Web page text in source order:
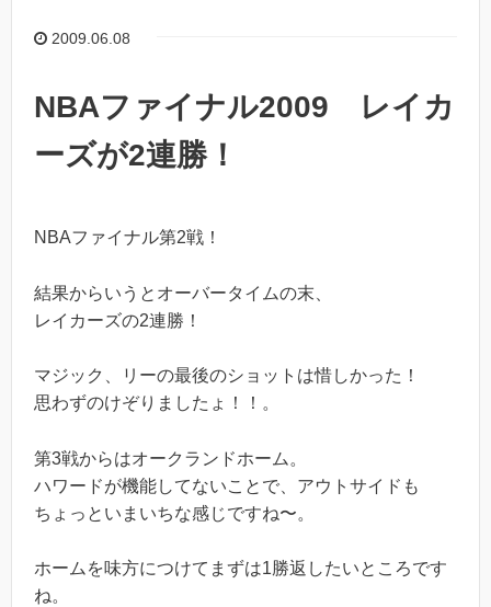
2009.06.08
NBAファイナル2009 レイカ
ーズが2連勝！
NBAファイナル第2戦！
結果からいうとオーバータイムの末、
レイカーズの2連勝！
マジック、リーの最後のショットは惜しかった！
思わずのけぞりましたょ！！。
第3戦からはオークランドホーム。
ハワードが機能してないことで、アウトサイドも
ちょっといまいちな感じですね〜。
ホームを味方につけてまずは1勝返したいところです
ね。